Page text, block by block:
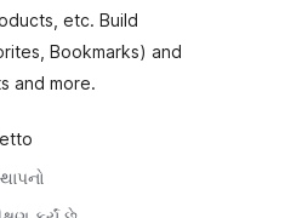
etc. Build
Bookmarks) and
and more.